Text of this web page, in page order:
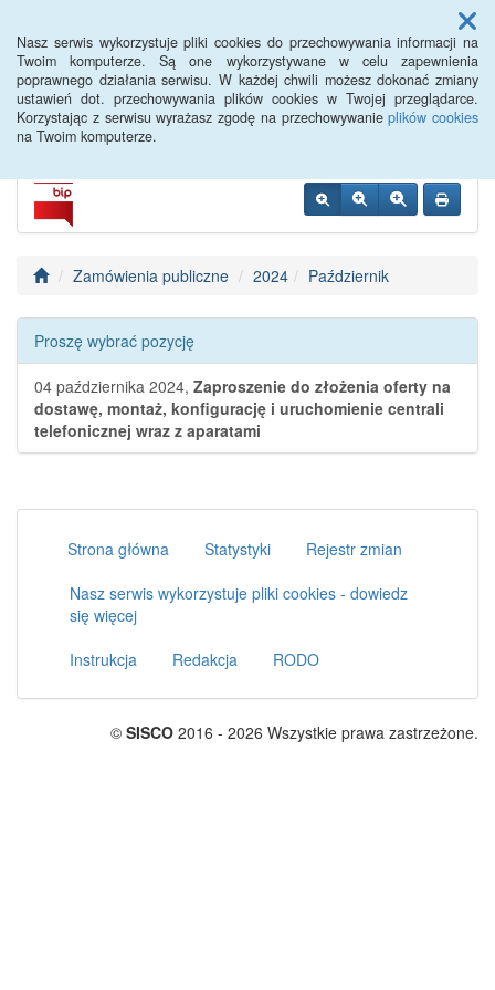
Nasz serwis wykorzystuje pliki cookies do przechowywania informacji na
Twoim komputerze. Są one wykorzystywane w celu zapewnienia
poprawnego działania serwisu. W każdej chwili możesz dokonać zmiany
ustawień dot. przechowywania plików cookies w Twojej przeglądarce.
Korzystając z serwisu wyrażasz zgodę na przechowywanieplików cookies
na Twoim komputerze.
Menu
PUP Góra
Zamówienia publiczne 2024 Październik
Proszę wybrać pozycję
04 października 2024, Zaproszenie do złożenia oferty na
dostawę, montaż, konfigurację i uruchomienie centrali
telefonicznej wraz z aparatami
Strona główna Statystyki
Rejestr zmian
Nasz serwis wykorzystuje pliki cookies - dowiedz
się więcej
Instrukcja
Redakcja RODO
© SISCO 2016 - 2026 Wszystkie prawa zastrzeżone.